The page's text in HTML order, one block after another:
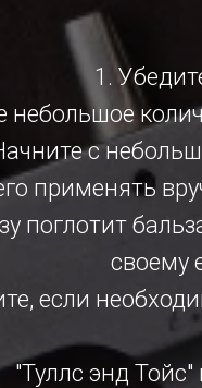
1.
небольшое
с
применять
поглотит
своему
если
"Туллс энд